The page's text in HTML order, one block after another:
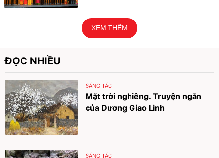
XEM THÊM
ĐỌC NHIỀU
SÁNG TÁC
Mặt trời nghiêng. Truyện ngắn
của Dương Giao Linh
SÁNG TÁC